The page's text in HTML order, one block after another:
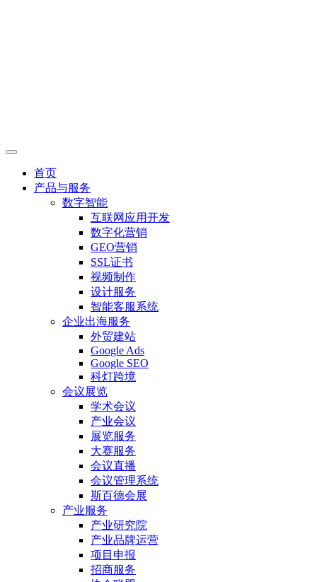
首页
产品与服务
数字智能
互联网应用开发
数字化营销
GEO营销
SSL证书
视频制作
设计服务
智能客服系统
企业出海服务
外贸建站
Google Ads
Google SEO
科灯跨境
会议展览
学术会议
产业会议
展览服务
大赛服务
会议直播
会议管理系统
斯百德会展
产业服务
产业研究院
产业品牌运营
项目申报
招商服务